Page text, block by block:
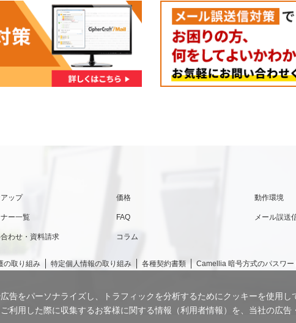
ップ 価格 動作環境
ー一覧 FAQ メール誤送
わせ・資料請求 コラム
の取り組み 特定個人情報の取り組み 各種契約書類 Camellia 暗号方式のパスワ
をパーソナライズし、トラフィックを分析するためにクッキーを使用し
利用した際に収集するお客様に関する情報（利用者情報）を、当社の広告